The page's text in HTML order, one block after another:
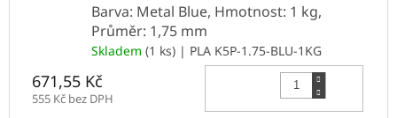
Barva: Metal Blue, Hmotnost: 1 kg,
Průměr: 1,75 mm
Skladem (1 ks) | PLA K5P-1.75-BLU-1KG
671,55 Kč
555 Kč bez DPH